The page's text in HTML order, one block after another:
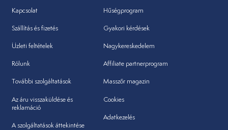
Kapcsolat
Szállítás és fizetés
Üzleti feltételek
Rólunk
További szolgáltatások
Az áru visszaküldése és
reklamáció
A szolgáltatások áttekintése
Hűségprogram
Gyakori kérdések
Nagykereskedelem
Affiliate partnerprogram
Masszőr magazin
Cookies
Adatkezelés